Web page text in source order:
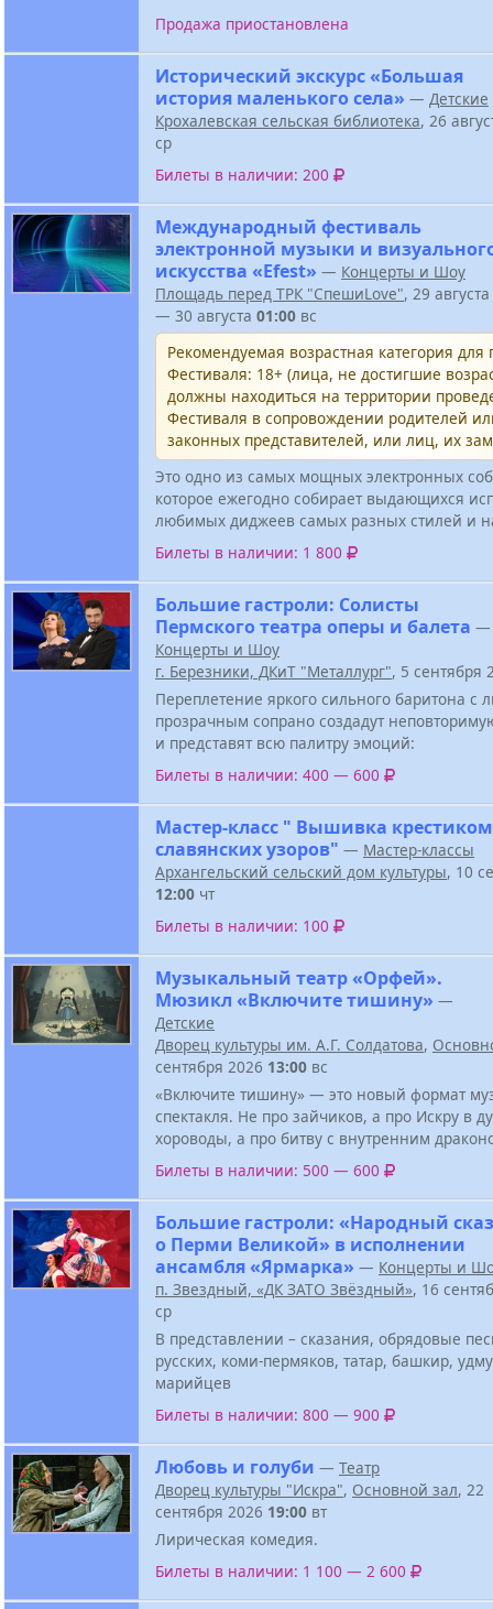
Продажа приостановлена
Исторический экскурс «Большая
история маленького села» — Детские
Крохалевская сельская библиотека, 26
ср
Билеты в наличии: 200
Международный фестиваль
электронной музыки и
искусства «Efest» — Концерты и Шоу
Площадь перед ТРК "СпешиLove", 29
— 30 августа 01:00 вс
Рекомендуемая возрастная категория
Фестиваля: 18+ (лица, не достигшие
должны находиться на территории
Фестиваля в сопровождении родителей
законных представителей, или лиц, их
Это одно из самых мощных электронных
которое ежегодно собирает выдающихся
любимых диджеев самых разных стилей и
Билеты в наличии: 1 800
Большие гастроли: Солисты
Пермского театра оперы и балета —
Концерты и Шоу
г. Березники, ДКиТ "Металлург", 5 сентября
Переплетение яркого сильного баритона с
прозрачным сопрано создадут
и представят всю палитру эмоций:
Билеты в наличии: 400 — 600
Мастер-класс " Вышивка крестиком
славянских узоров" — Мастер-классы
Архангельский сельский дом культуры, 10
12:00 чт
Билеты в наличии: 100
Музыкальный театр «Орфей».
Мюзикл «Включите тишину» —
Детские
Дворец культуры им. А.Г. Солдатова,
сентября 2026 13:00 вс
«Включите тишину» — это новый формат
спектакля. Не про зайчиков, а про Искру в
хороводы, а про битву с внутренним
Билеты в наличии: 500 — 600
Большие гастроли: «Народный сказ
о Перми Великой» в исполнении
ансамбля «Ярмарка» — Концерты и
п. Звездный, «ДК ЗАТО Звёздный», 16
ср
В представлении – сказания, обрядовые
русских, коми-пермяков, татар, башкир,
марийцев
Билеты в наличии: 800 — 900
Любовь и голуби — Театр
Дворец культуры "Искра", Основной зал, 22
сентября 2026 19:00 вт
Лирическая комедия.
Билеты в наличии: 1 100 — 2 600